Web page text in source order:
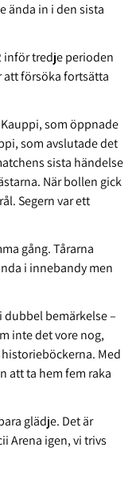
ända in i den sista
inför tredje perioden
att försöka fortsätta
som öppnade
som avslutade det
sista händelse
När bollen gick
Segern var ett
gång. Tårarna
i innebandy men
dubbel bemärkelse –
inte det vore nog,
Med
att ta hem fem raka
glädje. Det är
Arena igen, vi trivs